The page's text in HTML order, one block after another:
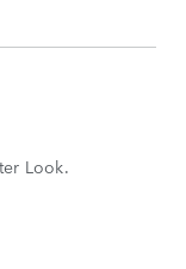
Look.